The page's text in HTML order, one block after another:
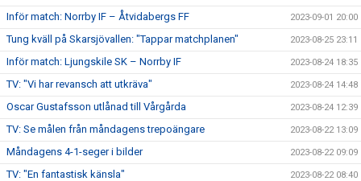
Inför match: Norrby IF – Åtvidabergs FF 2023-09-01 20:00
Tung kväll på Skarsjövallen: "Tappar matchplanen" 2023-08-25 23:11
Inför match: Ljungskile SK – Norrby IF 2023-08-24 18:35
TV: "Vi har revansch att utkräva" 2023-08-24 14:48
Oscar Gustafsson utlånad till Vårgårda 2023-08-24 12:39
TV: Se målen från måndagens trepoängare 2023-08-22 13:09
Måndagens 4-1-seger i bilder 2023-08-22 09:09
TV: "En fantastisk känsla" 2023-08-22 08:40